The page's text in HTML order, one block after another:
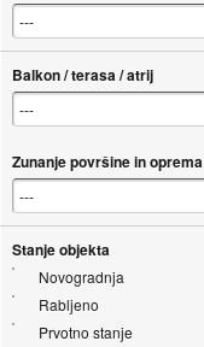
Balkon / terasa / atrij
Zunanje površine in oprema
Stanje objekta
Novogradnja
Rabljeno
Prvotno stanje